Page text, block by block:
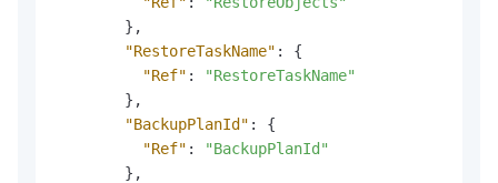
} ,
"RestoreTaskName" :
{
"Ref" :
"RestoreTaskName"
} ,
"BackupPlanId" :
{
"Ref" :
"BackupPlanId"
} ,